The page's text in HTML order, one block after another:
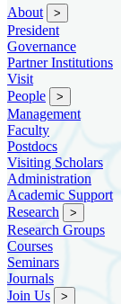
About >
President
Governance
Partner Institutions
Visit
People
>
Management
Faculty
Postdocs
Visiting Scholars
Administration
Academic Support
Research
>
Research Groups
Courses
Seminars
Journals
Join Us
>